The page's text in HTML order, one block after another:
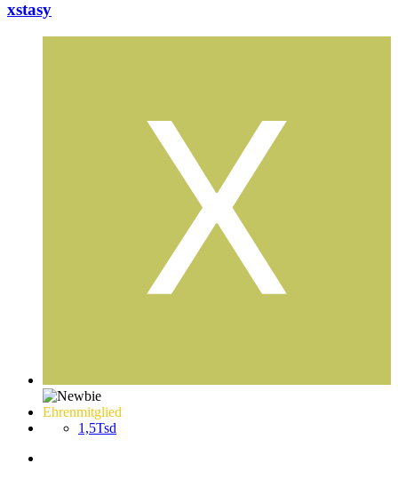
xstasy
Ehrenmitglied
1,5Tsd